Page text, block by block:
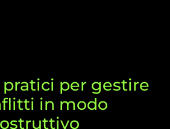
per gestire
in modo